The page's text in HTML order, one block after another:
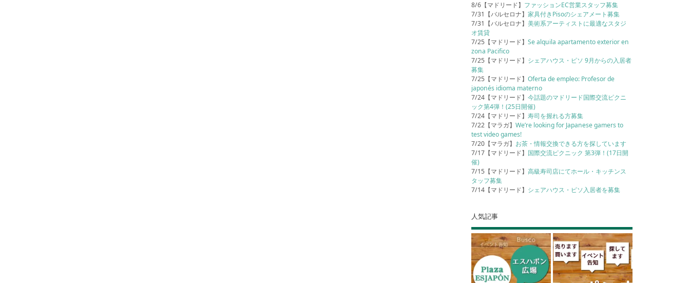
8/6【マドリード】 ファッションEC営業スタッフ募集
7/31【バルセロナ】家具付きPisoのシェアメート募集
7/31【バルセロナ】美術系アーティストに最適なスタジ
オ賃貸
7/25【マドリード】Se alquila apartamento exterior en
zona Pacifico
7/25【マドリード】 シェアハウス・ピソ 9月からの入居者
募集
7/25【マドリード】Oferta de empleo: Profesor de
japonés idioma materno
7/24【マドリード】今話題のマドリード国際交流ピクニ
ック第4弾！(25日開催)
7/24【マドリード】寿司を握れる方募集
7/22【マラガ】We’re looking for Japanese gamers to
test video games!
7/20【マラガ】 お茶・情報交換できる方を探しています
7/17【マドリード】 国際交流ピクニック 第3弾！(17日開
催)
7/15【マドリード】高級寿司店にてホール・キッチンス
タッフ募集
7/14【マドリード】 シェアハウス・ピソ入居者を募集
人気記事